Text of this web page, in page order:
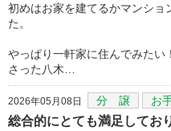
初めはお家を建てるかマンショ
た。
やっぱり一軒家に住んでみた
さった八木…
2026年05月08日 分 譲 お
総合的にとても満足してお